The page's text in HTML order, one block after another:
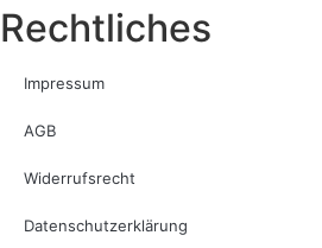
Rechtliches
Impressum
AGB
Widerrufsrecht
Datenschutzerklärung